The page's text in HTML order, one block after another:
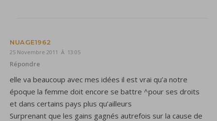
NUAGE1962
25 Novembre 2011 À 13:05
Répondre
elle va beaucoup avec mes idées il est vrai qu’a notre
époque la femme doit encore se battre ^pour ses droits
et dans certains pays plus qu’ailleurs
Surprenant que les gains gagnés autrefois sur la cause de